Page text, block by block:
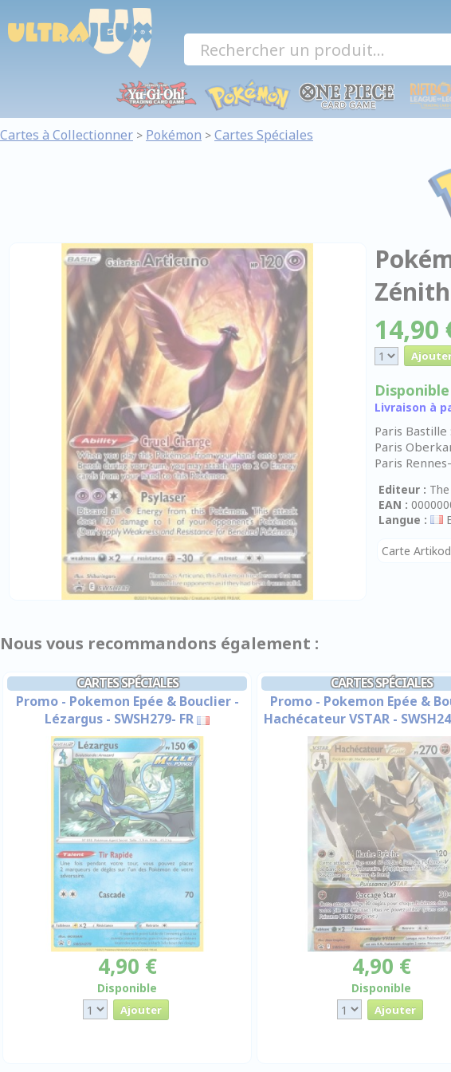
Cartes à Collectionner > Pokémon > Cartes Spéciales
14,90
Livraison à
Paris Bastille :
Paris
Paris
Editeur :
EAN :
Langue :
Carte
Nous vous recommandons également :
CARTES SPÉCIALES
Promo - Pokemon Epée & Bouclier -
Lézargus - SWSH279- FR
4,90 €
Disponible
CARTES SPÉCIALES
Promo - Pokemon Epée &
Hachécateur VSTAR -
4,90 €
Disponible
Panneau de gestion des cookies